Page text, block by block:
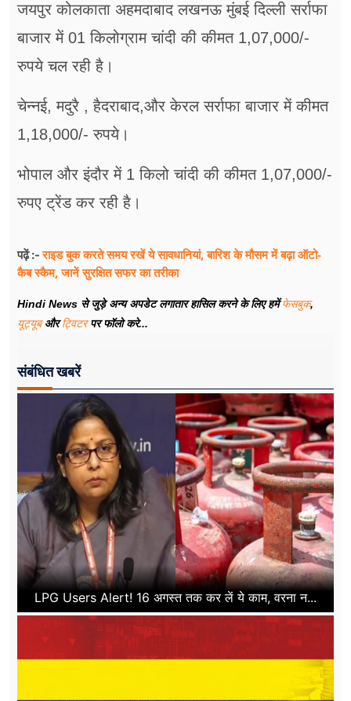
जयपुर कोलकाता अहमदाबाद लखनऊ मुंबई दिल्ली सर्राफा
बाजार में 01 किलोग्राम चांदी की कीमत 1,07,000/-
रुपये चल रही है।
चेन्नई, मदुरै , हैदराबाद,और केरल सर्राफा बाजार में कीमत
1,18,000/- रुपये।
भोपाल और इंदौर में 1 किलो चांदी की कीमत 1,07,000/-
रुपए ट्रेंड कर रही है।
पढ़ें :-राइड बुक करते समय रखें ये सावधानियां, बारिश के मौसम में बढ़ा ऑटो-
कैब स्कैम, जानें सुरक्षित सफर का तरीका
Hindi News से जुड़े अन्य अपडेट लगातार हासिल करने के लिए हमेंफेसबुक,
यूट्यूबऔरट्विटरपर फॉलो करे...
संबंधित खबरें
LPG Users Alert! 16 अगस्त तक कर लें ये काम, वरना न...